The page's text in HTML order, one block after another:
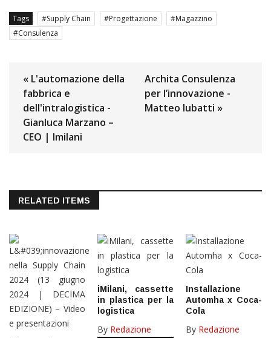
Tags Supply Chain Progettazione
Magazzino
Consulenza
« L'automazione della
fabbrica e
dell'intralogistica -
Gianluca Marzano –
CEO | Imilani
Archita Consulenza
per l’innovazione -
Matteo Iubatti »
RELATED ITEMS
iMilani, cassette
in plastica per la
logistica
By Redazione
Installazione
Automha x Coca-
Cola
By Redazione